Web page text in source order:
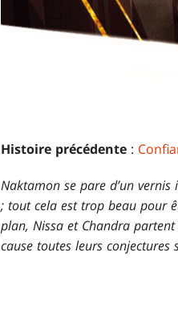
Histoire précédente :
Naktamon se pare d’un
; tout cela est trop beau pour
plan, Nissa et Chandra
cause toutes leurs conjectures